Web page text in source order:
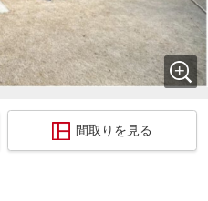
間取りを見る